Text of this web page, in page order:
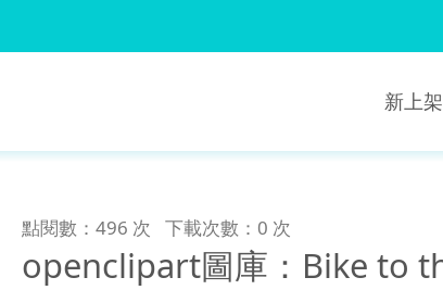
新上
點閱數：496 次 下載次數：0 次
openclipart圖庫：Bike to